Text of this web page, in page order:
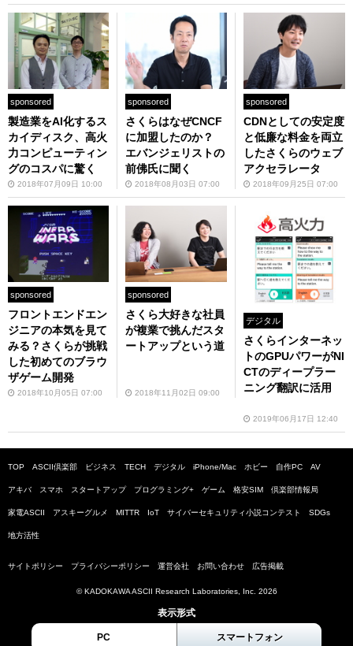
sponsored
製造業をAI化するス
カイディスク、高火
力コンピューティン
グのコスパに驚く
2018年07月09日 10:00
sponsored
さくらはなぜCNCF
に加盟したのか？
エバンジェリストの
前佛氏に聞く
2018年08月03日 07:00
sponsored
CDNとしての安定度
と低廉な料金を両立
したさくらのウェブ
アクセラレータ
2018年09月25日 07:00
sponsored
フロントエンドエン
ジニアの本気を見て
みる？さくらが挑戦
した初めてのブラウ
ザゲーム開発
2018年10月05日 07:00
sponsored
さくら大好きな社員
が複業で挑んだスタ
ートアップという道
2018年11月02日 09:00
デジタル
さくらインターネッ
トのGPUパワーがNI
CTのディープラー
ニング翻訳に活用
2019年06月17日 12:40
TOP ASCII倶楽部 ビジネス TECH デジタル iPhone/Mac ホビー 自作PC AV
アキバ スマホ スタートアップ プログラミング+ ゲーム 格安SIM 倶楽部情報局
家電ASCII アスキーグルメ MITTR IoT サイバーセキュリティ小説コンテスト SDGs
地方活性
サイトポリシー プライバシーポリシー 運営会社 お問い合わせ 広告掲載
© KADOKAWA ASCII Research Laboratories, Inc. 2026
表示形式
PC スマートフォン